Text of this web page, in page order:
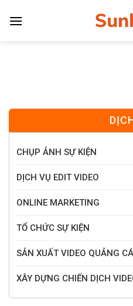
CHỤP ẢNH SỰ KIỆN
DỊCH VỤ EDIT VIDEO
ONLINE MARKETING
TỔ CHỨC SỰ KIỆN
SẢN XUẤT VIDEO QUẢNG
XÂY DỰNG CHIẾN DỊCH